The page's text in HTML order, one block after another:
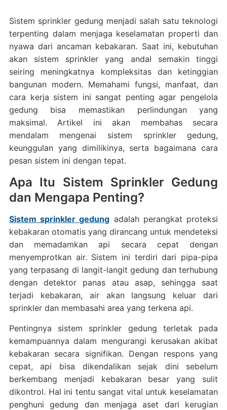
Sistem sprinkler gedung menjadi salah satu teknologi
terpenting dalam menjaga keselamatan properti dan
nyawa dari ancaman kebakaran. Saat ini, kebutuhan
akan sistem sprinkler yang andal semakin tinggi
seiring meningkatnya kompleksitas dan ketinggian
bangunan modern. Memahami fungsi, manfaat, dan
cara kerja sistem ini sangat penting agar pengelola
gedung bisa memastikan perlindungan yang
maksimal. Artikel ini akan membahas secara
mendalam mengenai sistem sprinkler gedung,
keunggulan yang dimilikinya, serta bagaimana cara
pesan sistem ini dengan tepat.
Apa Itu Sistem Sprinkler Gedung
dan Mengapa Penting?
Sistem sprinkler gedung adalah perangkat proteksi
kebakaran otomatis yang dirancang untuk mendeteksi
dan memadamkan api secara cepat dengan
menyemprotkan air. Sistem ini terdiri dari pipa-pipa
yang terpasang di langit-langit gedung dan terhubung
dengan detektor panas atau asap, sehingga saat
terjadi kebakaran, air akan langsung keluar dari
sprinkler dan membasahi area yang terkena api.
Pentingnya sistem sprinkler gedung terletak pada
kemampuannya dalam mengurangi kerusakan akibat
kebakaran secara signifikan. Dengan respons yang
cepat, api bisa dikendalikan sejak dini sebelum
berkembang menjadi kebakaran besar yang sulit
dikontrol. Hal ini tentu sangat vital untuk keselamatan
penghuni gedung dan menjaga aset dari kerugian